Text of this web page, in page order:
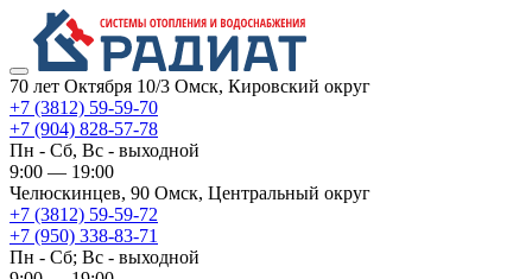
70 лет Октября 10/3 Омск, Кировский округ
+7 (3812) 59-59-70
+7 (904) 828-57-78
Пн - Сб, Вс - выходной
9:00 — 19:00
Челюскинцев, 90 Омск, ​Центральный округ
+7 (3812) 59-59-72
+7 (950) 338-83-71
Пн - Сб; Вс - выходной